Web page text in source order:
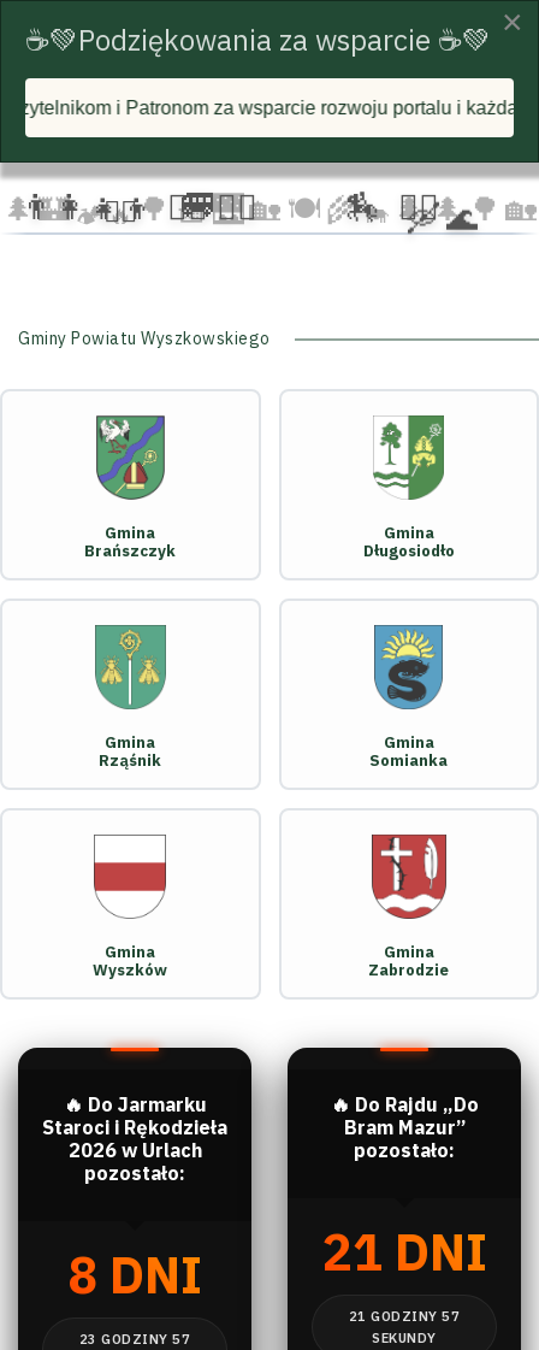
☁️ 🦅
☁️
🦅 🦅 ☁️
🌲🏰🏕️ 🔥🌳 🧺🌉🏡 🍽️🌾🐄 🌲 🌲🌳 🏡
🚐 🚴‍♂️
🏇 🛶 🌊
🚴‍♀️ 🏃‍♂️ 🏃‍♀️
Gminy Powiatu Wyszkowskiego
Gmina
Brańszczyk
Gmina
Długosiodło
Gmina
Rząśnik
Gmina
Somianka
Gmina
Wyszków
Gmina
Zabrodzie
🔥 Do Jarmarku
Staroci i Rękodzieła
2026 w Urlach
pozostało:
8 DNI
🔥 Do Rajdu „Do
Bram Mazur”
pozostało:
21 DNI
×
☕💚Podziękowania za wsparcie ☕💚
za wsparcie rozwoju portalu i każdą postawioną wirtualną